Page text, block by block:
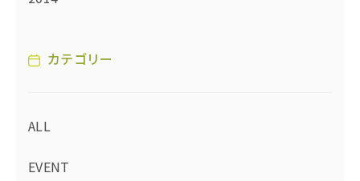
カテゴリー
ALL
EVENT